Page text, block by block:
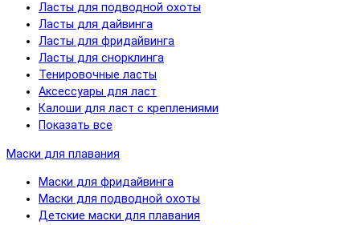
Ласты для подводной охоты
Ласты для дайвинга
Ласты для фридайвинга
Ласты для снорклинга
Тенировочные ласты
Аксессуары для ласт
Калоши для ласт с креплениями
Показать все
Маски для плавания
Маски для фридайвинга
Маски для подводной охоты
Детские маски для плавания